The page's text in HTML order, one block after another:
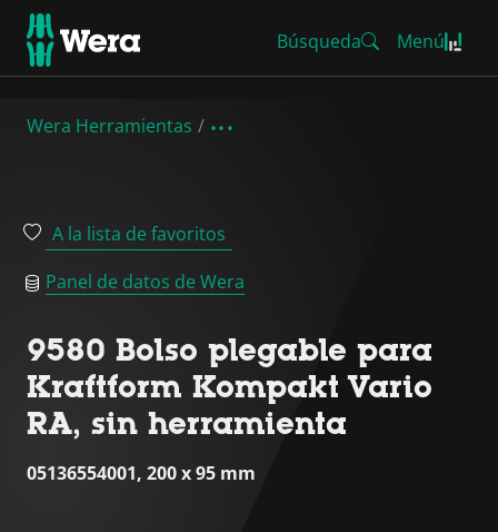
Búsqueda Menú
Wera Herramientas
A la lista de favoritos
Panel de datos de Wera
9580 Bolso plegable para
Kraftform Kompakt Vario
RA, sin herramienta
05136554001, 200 x 95 mm